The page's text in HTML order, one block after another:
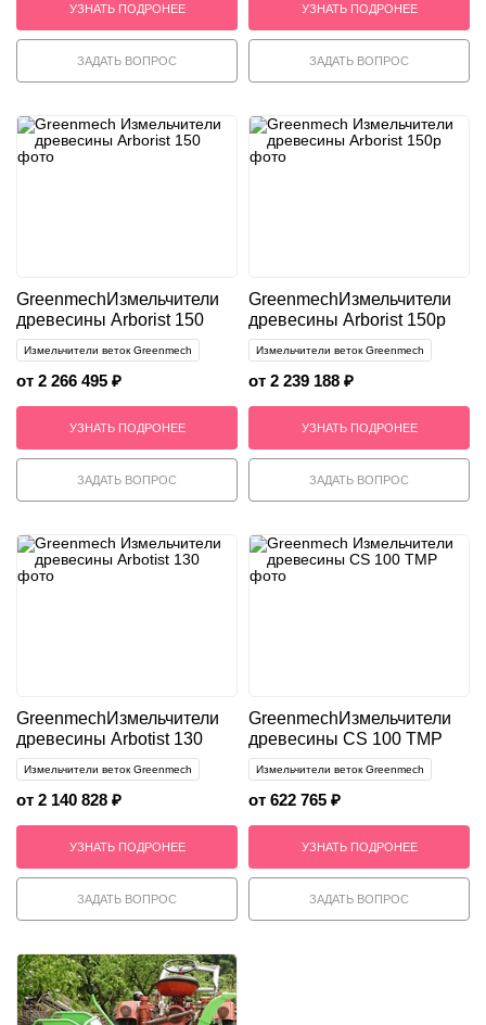
УЗНАТЬ ПОДРОНЕЕ
ЗАДАТЬ ВОПРОС
УЗНАТЬ ПОДРОНЕЕ
ЗАДАТЬ ВОПРОС
GreenmechИзмельчители
древесины Arborist 150
Измельчители веток Greenmech
от 2 266 495 ₽
УЗНАТЬ ПОДРОНЕЕ
ЗАДАТЬ ВОПРОС
GreenmechИзмельчители
древесины Arborist 150p
Измельчители веток Greenmech
от 2 239 188 ₽
УЗНАТЬ ПОДРОНЕЕ
ЗАДАТЬ ВОПРОС
GreenmechИзмельчители
древесины Arbotist 130
Измельчители веток Greenmech
от 2 140 828 ₽
УЗНАТЬ ПОДРОНЕЕ
ЗАДАТЬ ВОПРОС
GreenmechИзмельчители
древесины CS 100 TMP
Измельчители веток Greenmech
от 622 765 ₽
УЗНАТЬ ПОДРОНЕЕ
ЗАДАТЬ ВОПРОС